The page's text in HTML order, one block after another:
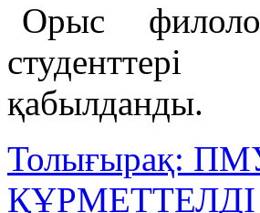
Орыс
қабылданды.
Толығырақ:
ҚҰРМЕТТЕЛДІ